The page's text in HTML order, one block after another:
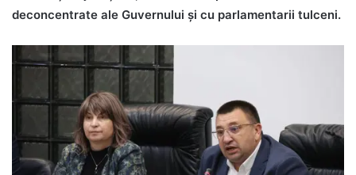
deconcentrate ale Guvernului și cu parlamentarii tulceni.